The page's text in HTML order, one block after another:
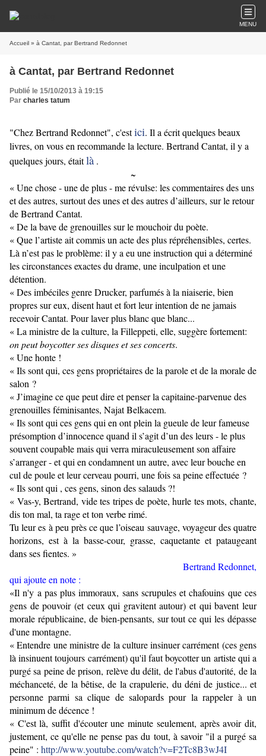
MENU
Accueil » à Cantat, par Bertrand Redonnet
à Cantat, par Bertrand Redonnet
Publié le 15/10/2013 à 19:15
Par charles tatum
"Chez Bertrand Redonnet", c'estici. Il a écrit quelques beaux
livres, on vous en recommande la lecture. Bertrand Cantat, il y a
quelques jours, étaitlà .
~
« Une chose - une de plus -me révulse: les commentaires des uns
et des autres, surtout des unes et des autres d’ailleurs, sur le retour
de Bertrand Cantat.
« De la bave de grenouilles sur le mouchoir du poète.
« Que l’artiste ait commis un acte des plus répréhensibles, certes.
Là n’est pas le problème: il y a eu une instruction qui a déterminé
les circonstances exactes du drame, une inculpation et une
détention.
« Des imbéciles genre Drucker, parfumés à la niaiserie, bien
propres sur eux, disent haut et fort leur intention de ne jamais
recevoir Cantat. Pour laver plus blanc que blanc...
« La ministre de la culture, la Filleppeti, elle, suggère fortement:
on peut boycotter ses disques et ses concerts.
« Une honte !
« Ils sont qui, ces gens propriétaires de la parole et de la morale de
salon ?
« J’imagine ce que peut dire et penser la capitaine-parvenue des
grenouilles féminisantes, Najat Belkacem.
« Ils sont qui ces gens qui en ont plein la gueule de leur fameuse
présomption d’innocence quand il s’agit d’un des leurs - le plus
souvent coupable mais qui verra miraculeusement son affaire
s’arranger - et qui en condamnent un autre, avec leur bouche en
cul de poule et leur cerveau pourri, une fois sa peine effectuée ?
« Ils sont qui , ces gens, sinon des salauds ?!
« Vas-y, Bertrand, vide tes tripes de poète, hurle tes mots, chante,
dis ton mal, ta rage et ton verbe rimé.
Tu leur es à peu près ce que l’oiseau sauvage, voyageur des quatre
horizons, est à la basse-cour, grasse, caquetante et pataugeant
dans ses fientes. »
Bertrand Redonnet,
qui ajoute en note :
«Il n'y a pas plus immoraux, sans scrupules et chafouins que ces
gens de pouvoir (et ceux qui gravitent autour) et qui bavent leur
morale républicaine, de bien-pensants, sur tout ce qui les dépasse
d'une montagne.
« Entendre une ministre de la culture insinuer carrément (ces gens
là insinuent toujours carrément) qu'il faut boycotter un artiste qui a
purgé sa peine de prison, relève du délit, de l'abus d'autorité, de la
méchanceté, de la bêtise, de la crapulerie, du déni de justice... et
personne parmi sa clique de salopards pour la rappeler à un
minimum de décence !
« C'est là, suffit d'écouter une minute seulement, après avoir dit,
justement, ce qu'elle ne pense pas du tout, à savoir "il a purgé sa
peine" : http://www.youtube.com/watch?v=F2Tc8B3wJ4I